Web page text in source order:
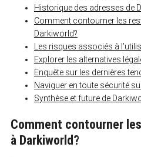
Historique des adresses de
Comment contourner les
Darkiworld?
Les risques associés à
Explorer les alternatives
Enquête sur les dernières
Naviguer en toute sécurité
Synthèse et future de
Comment contourner
à Darkiworld?